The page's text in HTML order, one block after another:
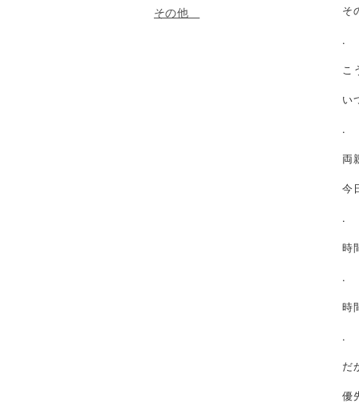
そ
.
こ
い
.
両
今
.
時
.
時
.
だ
優
その他